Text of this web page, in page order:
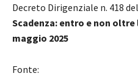
Decreto Dirigenziale n. 418
Scadenza: entro e non oltre
maggio 2025
Fonte: